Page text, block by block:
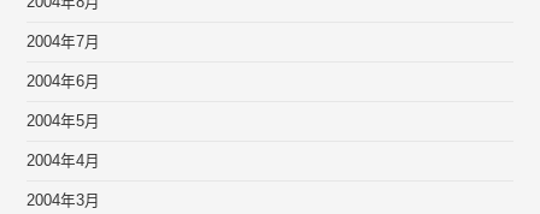
2004年7月
2004年6月
2004年5月
2004年4月
2004年3月